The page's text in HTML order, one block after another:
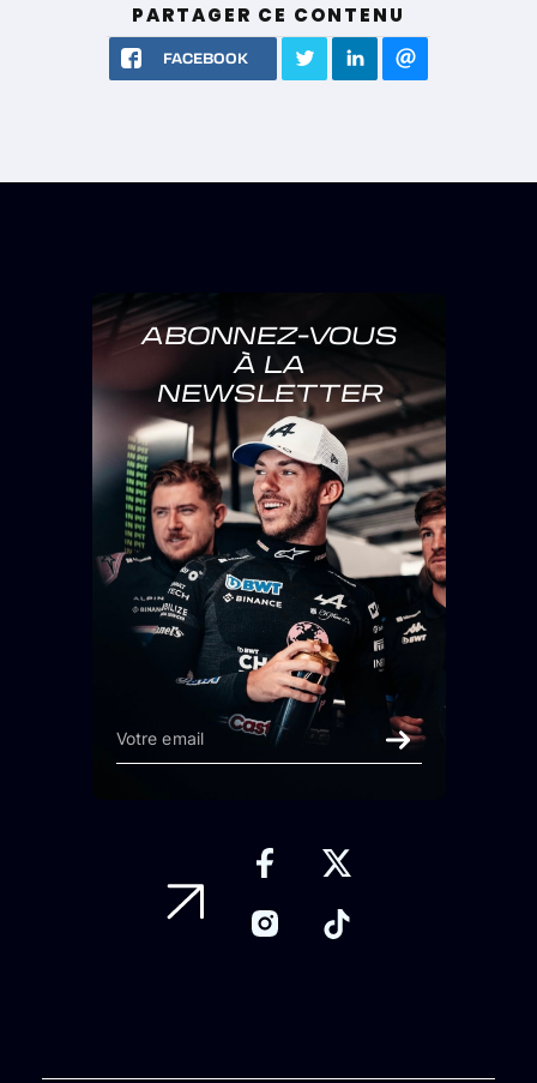
PARTAGER CE CONTENU
FACEBOOK
ABONNEZ-VOUS
À LA
NEWSLETTER